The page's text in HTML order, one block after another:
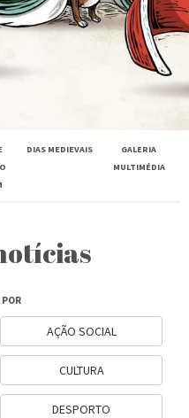
DIAS MEDIEVAIS
GALERIA
MULTIMÉDIA
AÇÃO SOCIAL
CULTURA
DESPORTO